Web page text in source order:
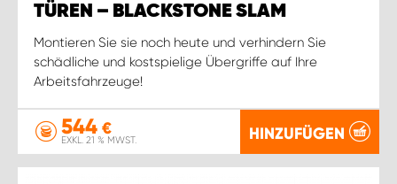
TÜREN – BLACKSTONE SLAM
Montieren Sie sie noch heute und verhindern Sie
schädliche und kostspielige Übergriffe auf Ihre
Arbeitsfahrzeuge!
544 €
EXKL. 21 % MWST. HINZUFÜGEN